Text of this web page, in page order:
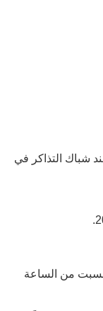
شباك التذاكر في
والسبت من الساعة